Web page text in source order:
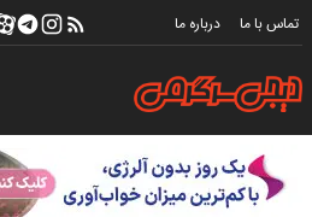
تماس با ما درباره ما